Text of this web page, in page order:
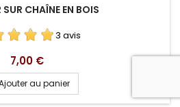
CHAÎNE EN BOIS
3 avis
Prix
7,00 €
au panier